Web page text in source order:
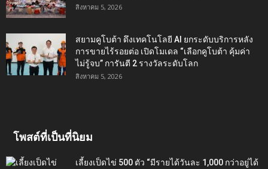
สิงหาคม 5, 2026
สยามคูโบต้า ดึงเทคโนโลยี AI ยกระดับบริการหลัง
การขายไร้รอยต่อ เปิดโมเดล “เลือกคูโบต้า คุ้มค่า
ไม่รู้จบ” การันตี 2 รางวัลระดับโลก
สิงหาคม 5, 2026
โพสต์ที่เป็นที่นิยม
เลี้ยงเป็ดไข่ 500 ตัว “มีรายได้วันละ 1,000 กว่าอยู่ได้